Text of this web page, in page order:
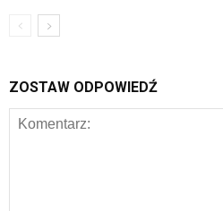
ZOSTAW ODPOWIEDŹ